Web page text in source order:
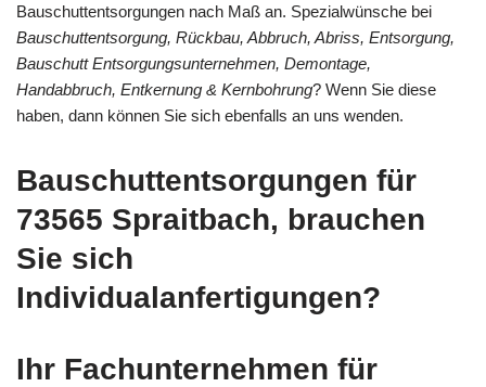
Bauschuttentsorgungen nach Maß an. Spezialwünsche bei
Bauschuttentsorgung, Rückbau, Abbruch, Abriss, Entsorgung,
Bauschutt Entsorgungsunternehmen, Demontage,
Handabbruch, Entkernung & Kernbohrung? Wenn Sie diese
haben, dann können Sie sich ebenfalls an uns wenden.
Bauschuttentsorgungen für
73565 Spraitbach, brauchen
Sie sich
Individualanfertigungen?
Ihr Fachunternehmen für